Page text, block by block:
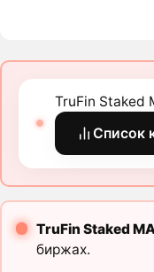
TruFin Staked
Список
TruFin Staked
биржах.